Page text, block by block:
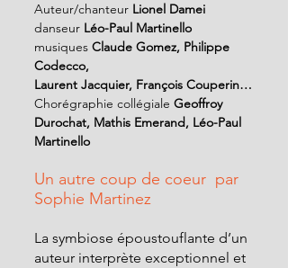
Auteur/chanteur Lionel Damei
danseur Léo-Paul Martinello
musiques Claude Gomez, Philippe
Codecco,
Laurent Jacquier, François Couperin…
Chorégraphie collégiale Geoffroy
Durochat, Mathis Emerand, Léo-Paul
Martinello
Un autre coup de coeur  par
Sophie Martinez
La symbiose époustouflante d’un
auteur interprète exceptionnel et